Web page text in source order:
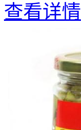
查看详情